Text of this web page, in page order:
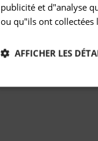
publicité et d"analyse
ou qu"ils ont collectées
AFFICHER LES